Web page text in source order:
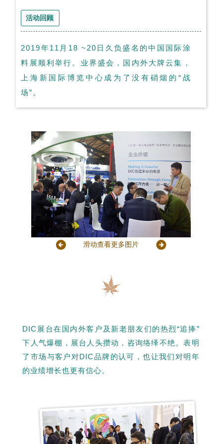
活动回顾
2019年11月18 ~20日久负盛名的中国国际涂
料展顺利举行。业界盛会，国内外大牌云集，
上海新国际博览中心成为了没有硝烟的“战
场”。
滑动查看更多图片
DIC展台在国内外客户及新老朋友们的热烈“追捧”
下人气爆棚，展台人头攒动，咨询络绎不绝。表明
了市场与客户对DIC品牌的认可，也让我们对明年
的业绩增长也更有信心。